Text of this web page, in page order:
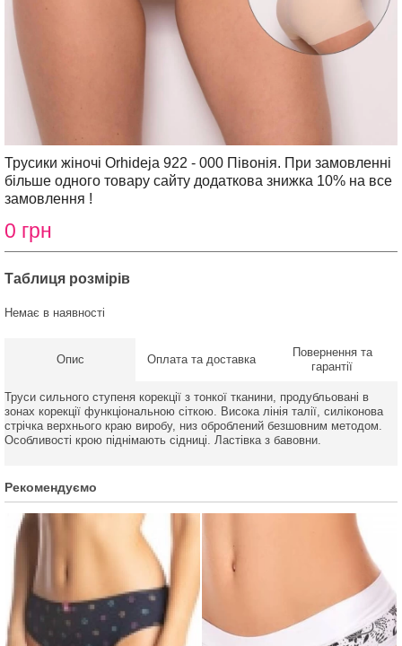
Трусики жіночі Orhideja 922 - 000 Півонія. При замовленні
більше одного товару сайту додаткова знижка 10% на все
замовлення !
0 грн
Таблиця розмірів
Немає в наявності
Опис Оплата та доставка
Повернення та
гарантії
Труси сильного ступеня корекції з тонкої тканини, продубльовані в
зонах корекції функціональною сіткою. Висока лінія талії, силіконова
стрічка верхнього краю виробу, низ оброблений безшовним методом.
Особливості крою піднімають сідниці. Ластівка з бавовни.
Рекомендуємо